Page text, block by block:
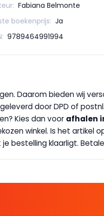
Fabiana Belmonte
boekenprijs: Ja
9789464991994
Daarom bieden wij
door DPD of
Kies dan voor afhalen
winkel. Is het artikel
bestelling klaarligt.